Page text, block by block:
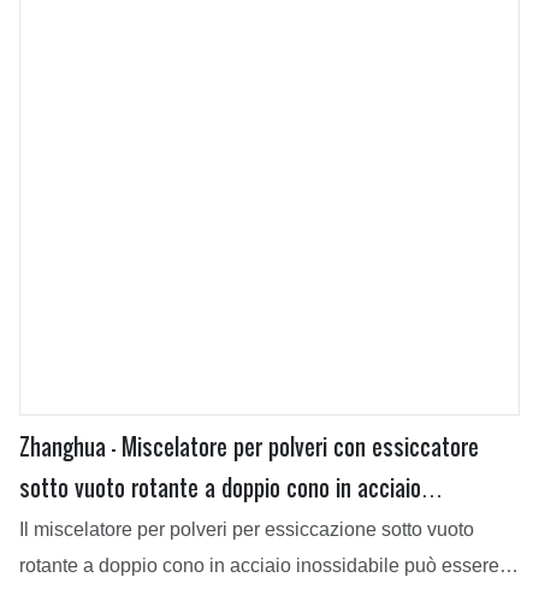
Zhanghua - Miscelatore per polveri con essiccatore
sotto vuoto rotante a doppio cono in acciaio
inossidabile
Il miscelatore per polveri per essiccazione sotto vuoto
rotante a doppio cono in acciaio inossidabile può essere